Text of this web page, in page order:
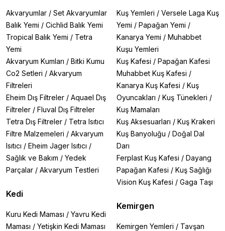
Akvaryumlar / Set Akvaryumlar
Balık Yemi / Cichlid Balık Yemi
Tropical Balık Yemi / Tetra
Yemi
Akvaryum Kumları / Bitki Kumu
Co2 Setleri / Akvaryum
Filtreleri
Eheim Dış Filtreler / Aquael Dış
Filtreler / Fluval Dış Filtreler
Tetra Dış Filtreler / Tetra Isıtıcı
Filtre Malzemeleri / Akvaryum
Isıtıcı / Eheim Jager Isıtıcı /
Sağlık ve Bakım / Yedek
Parçalar / Akvaryum Testleri
Kedi
Kuru Kedi Maması / Yavru Kedi
Maması / Yetişkin Kedi Maması
Kuş Yemleri / Versele Laga Kuş
Yemi / Papağan Yemi /
Kanarya Yemi / Muhabbet
Kuşu Yemleri
Kuş Kafesi / Papağan Kafesi
Muhabbet Kuş Kafesi /
Kanarya Kuş Kafesi / Kuş
Oyuncakları / Kuş Tünekleri /
Kuş Mamaları
Kuş Aksesuarları / Kuş Krakeri
Kuş Banyoluğu / Doğal Dal
Darı
Ferplast Kuş Kafesi / Dayang
Papağan Kafesi / Kuş Sağlığı
Vision Kuş Kafesi / Gaga Taşı
Kemirgen
Kemirgen Yemleri / Tavşan